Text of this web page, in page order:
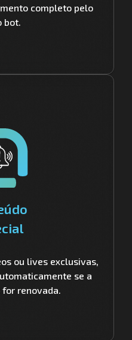
completo pelo
bot.
ou lives exclusivas,
se a
renovada.